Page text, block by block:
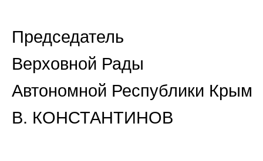
Председатель
Верховной Рады
Автономной Республики Крым
В. КОНСТАНТИНОВ